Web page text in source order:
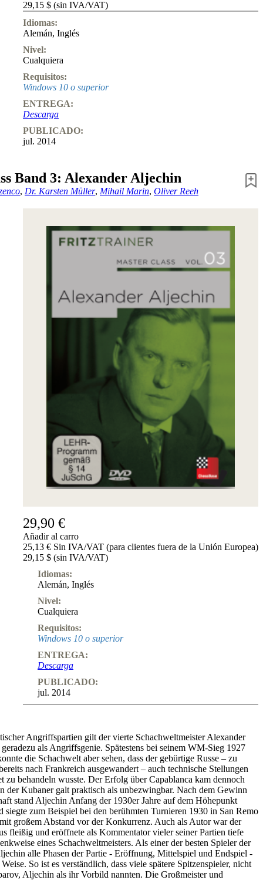
29,15 $ (sin IVA/VAT)
Idiomas:
Alemán, Inglés
Nivel:
Cualquiera
Requisitos:
Windows 10 o superior
ENTREGA:
Descarga
PUBLICADO:
jul. 2014
Band 3: Alexander Aljechin
, Dr. Karsten Müller, Mihail Marin, Oliver Reeh
29,90 €
Añadir al carro
25,13 € Sin IVA/VAT (para clientes fuera de la Unión Europea)
29,15 $ (sin IVA/VAT)
Idiomas:
Alemán, Inglés
Nivel:
Cualquiera
Requisitos:
Windows 10 o superior
ENTREGA:
Descarga
PUBLICADO:
jul. 2014
Angriffspartien gilt der vierte Schachweltmeister Alexander
als Angriffsgenie. Spätestens bei seinem WM-Sieg 1927
die Schachwelt aber sehen, dass der gebürtige Russe – zu
nach Frankreich ausgewandert – auch technische Stellungen
zu behandeln wusste. Der Erfolg über Capablanca kam dennoch
der Kubaner galt praktisch als unbezwingbar. Nach dem Gewinn
stand Aljechin Anfang der 1930er Jahre auf dem Höhepunkt
siegte zum Beispiel bei den berühmten Turnieren 1930 in San Remo
großem Abstand vor der Konkurrenz. Auch als Autor war der
fleißig und eröffnete als Kommentator vieler seiner Partien tiefe
eines Schachweltmeisters. Als einer der besten Spieler der
alle Phasen der Partie - Eröffnung, Mittelspiel und Endspiel -
So ist es verständlich, dass viele spätere Spitzenspieler, nicht
Aljechin als ihr Vorbild nannten. Die Großmeister und